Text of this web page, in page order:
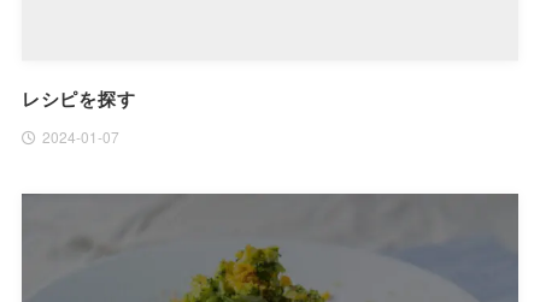
レシピを探す
2024-01-07